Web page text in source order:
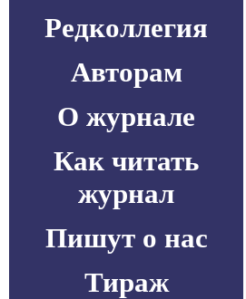
Редколлегия
Авторам
О журнале
Как читать
журнал
Пишут о нас
Тираж